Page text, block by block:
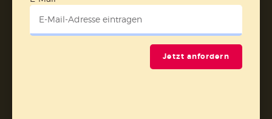
Abo online kündigen
Jetzt anfordern